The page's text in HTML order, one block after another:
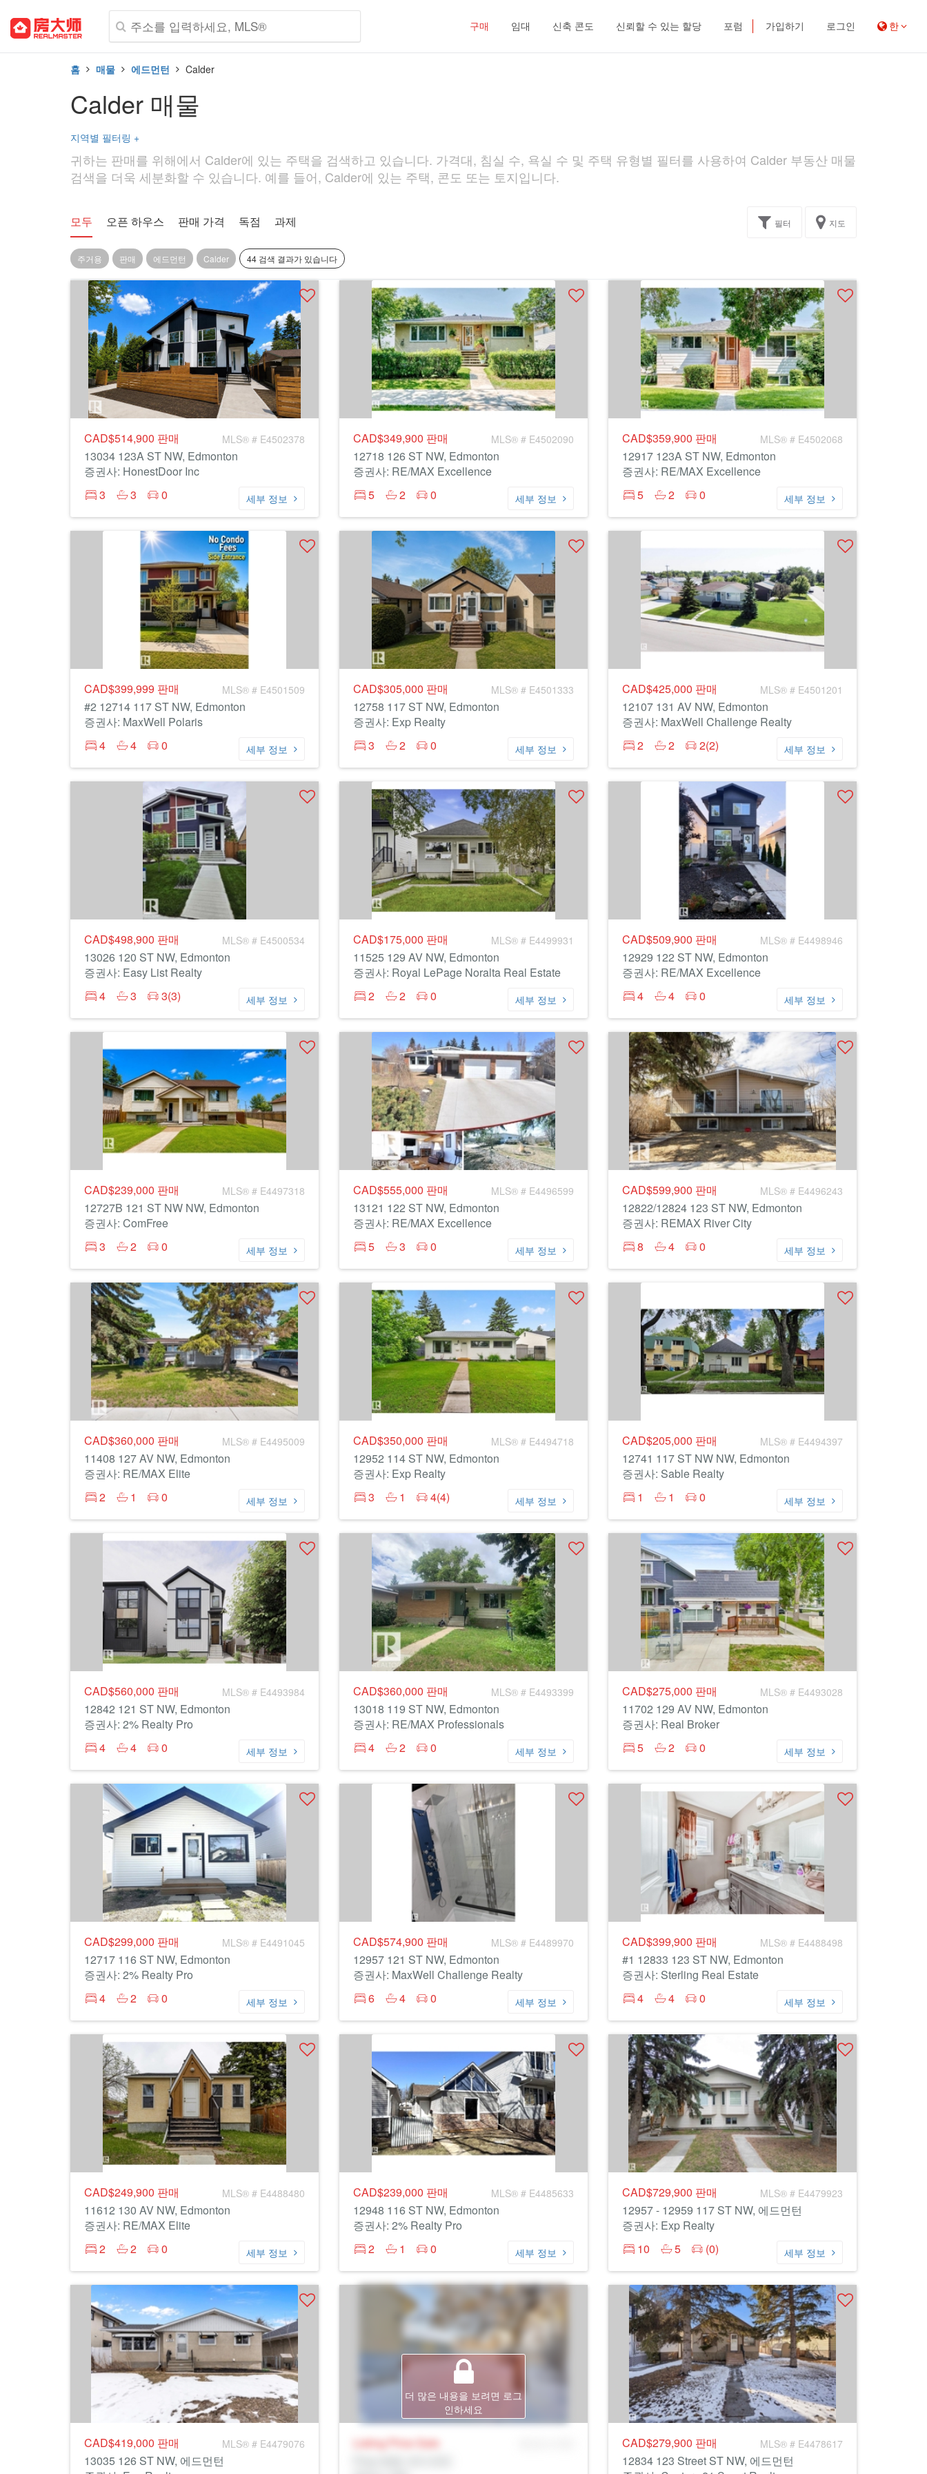
구매 임대 신축 콘도 신뢰할 수 있는 할당 포럼 가입하기 로그인 한
홈 매물 에드먼턴 Calder
Calder 매물
지역별 필터링 +
귀하는 판매를 위해에서 Calder에 있는 주택을 검색하고 있습니다. 가격대, 침실 수, 욕실 수 및 주택 유형별 필터를 사용하여 Calder 부동산 매물
검색을 더욱 세분화할 수 있습니다. 예를 들어, Calder에 있는 주택, 콘도 또는 토지입니다.
모두 오픈 하우스 판매 가격 독점 과제 필터 지도
주거용 판매 에드먼턴 Calder 44 검색 결과가 있습니다
CAD$514,900 판매 MLS® # E4502378
13034 123A ST NW, Edmonton
증권사: HonestDoor Inc
3
3 0 세부 정보
CAD$349,900 판매 MLS® # E4502090
12718 126 ST NW, Edmonton
증권사: RE/MAX Excellence
5
2 0 세부 정보
CAD$359,900 판매 MLS® # E4502068
12917 123A ST NW, Edmonton
증권사: RE/MAX Excellence
5
2 0 세부 정보
CAD$399,999 판매 MLS® # E4501509
#2 12714 117 ST NW, Edmonton
증권사: MaxWell Polaris
4
4 0 세부 정보
CAD$305,000 판매 MLS® # E4501333
12758 117 ST NW, Edmonton
증권사: Exp Realty
3
2 0 세부 정보
CAD$425,000 판매 MLS® # E4501201
12107 131 AV NW, Edmonton
증권사: MaxWell Challenge Realty
2
2 2(2) 세부 정보
CAD$498,900 판매 MLS® # E4500534
13026 120 ST NW, Edmonton
증권사: Easy List Realty
4
3 3(3) 세부 정보
CAD$175,000 판매 MLS® # E4499931
11525 129 AV NW, Edmonton
증권사: Royal LePage Noralta Real Estate
2
2 0 세부 정보
CAD$509,900 판매 MLS® # E4498946
12929 122 ST NW, Edmonton
증권사: RE/MAX Excellence
4
4 0 세부 정보
CAD$239,000 판매 MLS® # E4497318
12727B 121 ST NW NW, Edmonton
증권사: ComFree
3
2 0 세부 정보
CAD$555,000 판매 MLS® # E4496599
13121 122 ST NW, Edmonton
증권사: RE/MAX Excellence
5
3 0 세부 정보
CAD$599,900 판매 MLS® # E4496243
12822/12824 123 ST NW, Edmonton
증권사: REMAX River City
8
4 0 세부 정보
CAD$360,000 판매 MLS® # E4495009
11408 127 AV NW, Edmonton
증권사: RE/MAX Elite
2
1 0 세부 정보
CAD$350,000 판매 MLS® # E4494718
12952 114 ST NW, Edmonton
증권사: Exp Realty
3
1 4(4) 세부 정보
CAD$205,000 판매 MLS® # E4494397
12741 117 ST NW NW, Edmonton
증권사: Sable Realty
1
1 0 세부 정보
CAD$560,000 판매 MLS® # E4493984
12842 121 ST NW, Edmonton
증권사: 2% Realty Pro
4
4 0 세부 정보
CAD$360,000 판매 MLS® # E4493399
13018 119 ST NW, Edmonton
증권사: RE/MAX Professionals
4
2 0 세부 정보
CAD$275,000 판매 MLS® # E4493028
11702 129 AV NW, Edmonton
증권사: Real Broker
5
2 0 세부 정보
CAD$299,000 판매 MLS® # E4491045
12717 116 ST NW, Edmonton
증권사: 2% Realty Pro
4
2 0 세부 정보
CAD$574,900 판매 MLS® # E4489970
12957 121 ST NW, Edmonton
증권사: MaxWell Challenge Realty
6
4 0 세부 정보
CAD$399,900 판매 MLS® # E4488498
#1 12833 123 ST NW, Edmonton
증권사: Sterling Real Estate
4
4 0 세부 정보
CAD$249,900 판매 MLS® # E4488480
11612 130 AV NW, Edmonton
증권사: RE/MAX Elite
2
2 0 세부 정보
CAD$239,000 판매 MLS® # E4485633
12948 116 ST NW, Edmonton
증권사: 2% Realty Pro
2
1 0 세부 정보
CAD$729,900 판매 MLS® # E4479923
12957 - 12959 117 ST NW, 에드먼턴
증권사: Exp Realty
10
5 (0) 세부 정보
CAD$419,000 판매 MLS® # E4479076
13035 126 ST NW, 에드먼턴
더 많은 내용을 보려면 로그
인하세요
Listing Price Sale CAD$279,900 판매 MLS® # E4478617
12834 123 Street ST NW, 에드먼턴